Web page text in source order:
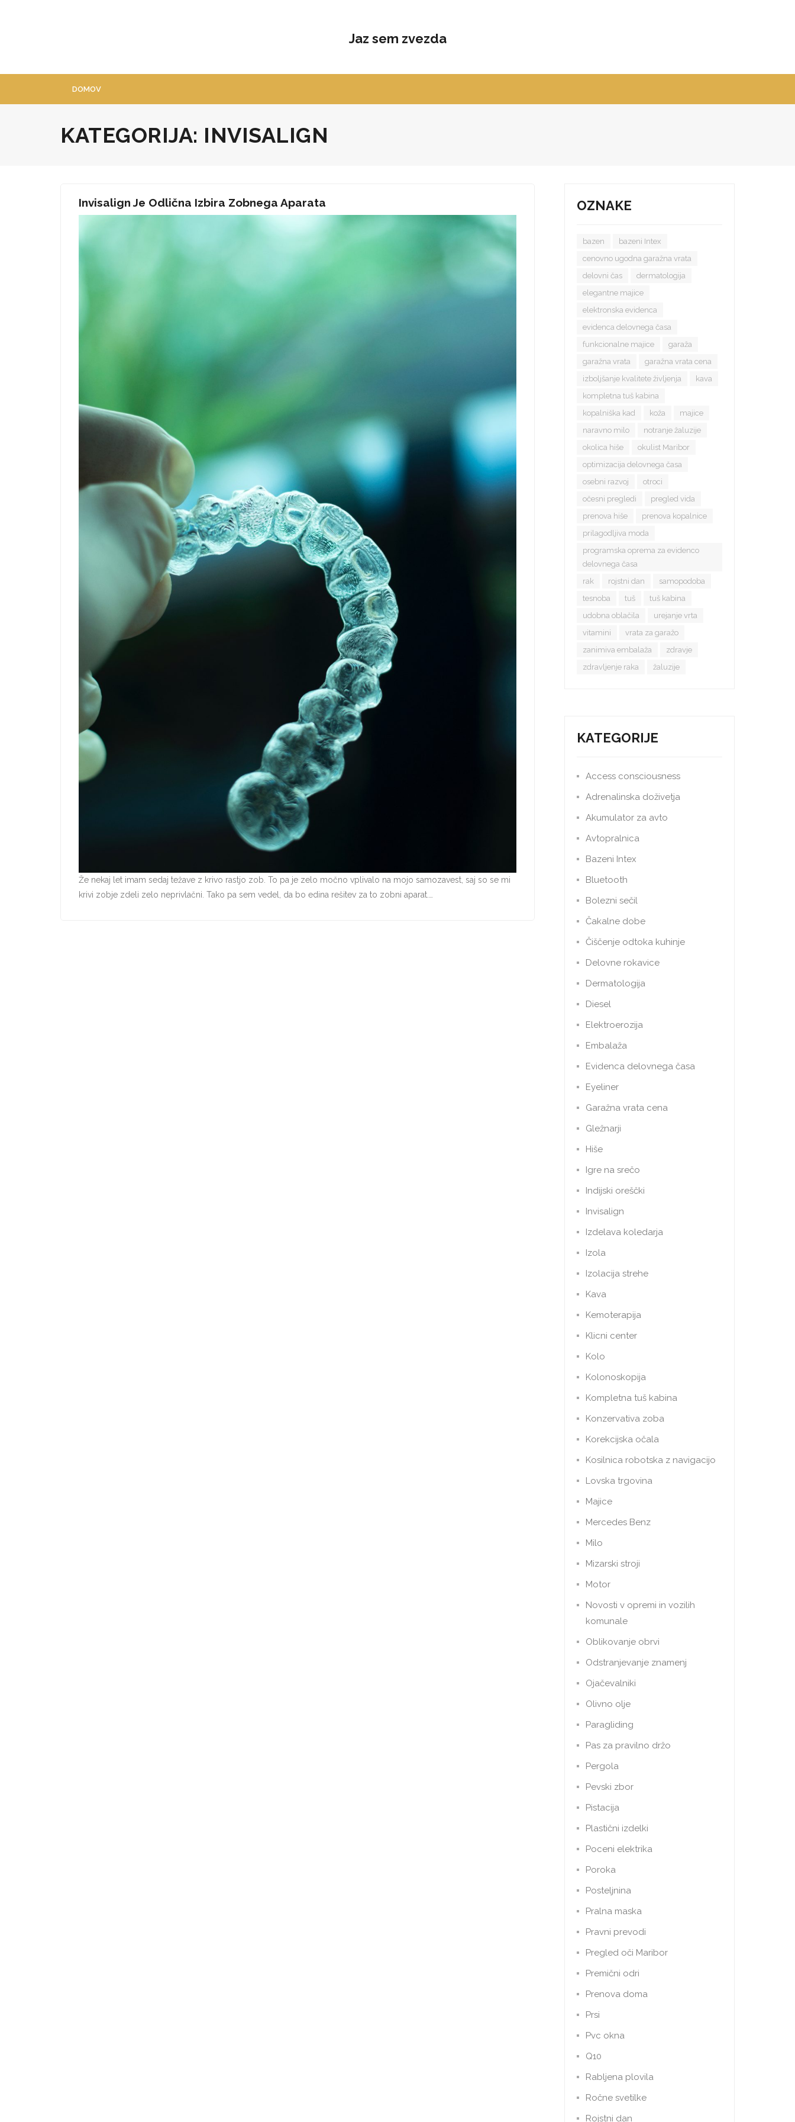
Jaz sem zvezda
DOMOV
KATEGORIJA: INVISALIGN
Invisalign Je Odlična Izbira Zobnega Aparata
Že nekaj let imam sedaj težave z krivo rastjo zob. To pa je zelo močno vplivalo na mojo samozavest, saj so se mi
krivi zobje zdeli zelo neprivlačni. Tako pa sem vedel, da bo edina rešitev za to zobni aparat.…
OZNAKE
bazen
bazeni Intex
cenovno ugodna garažna vrata
delovni čas
dermatologija
elegantne majice
elektronska evidenca
evidenca delovnega časa
funkcionalne majice
garaža
garažna vrata
garažna vrata cena
izboljšanje kvalitete življenja
kava
kompletna tuš kabina
kopalniška kad
koža
majice
naravno milo
notranje žaluzije
okolica hiše
okulist Maribor
optimizacija delovnega časa
osebni razvoj
otroci
očesni pregledi
pregled vida
prenova hiše
prenova kopalnice
prilagodljiva moda
programska oprema za evidenco
delovnega časa
rak
rojstni dan
samopodoba
tesnoba
tuš
tuš kabina
udobna oblačila
urejanje vrta
vitamini
vrata za garažo
zanimiva embalaža
zdravje
zdravljenje raka
žaluzije
KATEGORIJE
Access consciousness
Adrenalinska doživetja
Akumulator za avto
Avtopralnica
Bazeni Intex
Bluetooth
Bolezni sečil
Čakalne dobe
Čiščenje odtoka kuhinje
Delovne rokavice
Dermatologija
Diesel
Elektroerozija
Embalaža
Evidenca delovnega časa
Eyeliner
Garažna vrata cena
Gležnarji
Hiše
Igre na srečo
Indijski oreščki
Invisalign
Izdelava koledarja
Izola
Izolacija strehe
Kava
Kemoterapija
Klicni center
Kolo
Kolonoskopija
Kompletna tuš kabina
Konzervativa zoba
Korekcijska očala
Kosilnica robotska z navigacijo
Lovska trgovina
Majice
Mercedes Benz
Milo
Mizarski stroji
Motor
Novosti v opremi in vozilih
komunale
Oblikovanje obrvi
Odstranjevanje znamenj
Ojačevalniki
Olivno olje
Paragliding
Pas za pravilno držo
Pergola
Pevski zbor
Pistacija
Plastični izdelki
Poceni elektrika
Poroka
Posteljnina
Pralna maska
Pravni prevodi
Pregled oči Maribor
Premični odri
Prenova doma
Prsi
Pvc okna
Q10
Rabljena plovila
Ročne svetilke
Rojstni dan